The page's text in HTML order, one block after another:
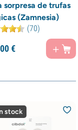
sorpresa de trufas
(Zamnesia)
(70)
00€
stock